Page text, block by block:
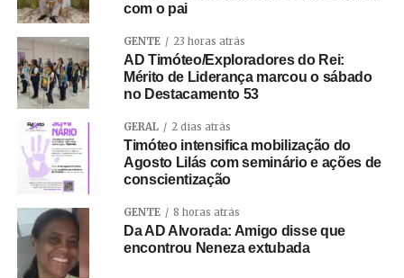
com o pai
GENTE 23 horas atrás
AD Timóteo/Exploradores do Rei:
Mérito de Liderança marcou o sábado
no Destacamento 53
GERAL 2 dias atrás
Timóteo intensifica mobilização do
Agosto Lilás com seminário e ações de
conscientização
GENTE 8 horas atrás
Da AD Alvorada: Amigo disse que
encontrou Neneza extubada